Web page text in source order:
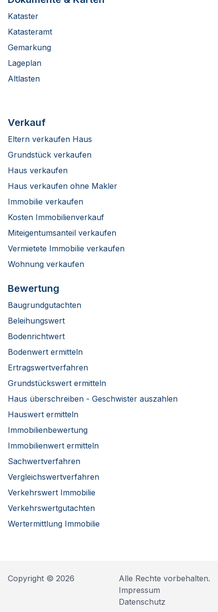
Kataster
Katasteramt
Gemarkung
Lageplan
Altlasten
Verkauf
Eltern verkaufen Haus
Grundstück verkaufen
Haus verkaufen
Haus verkaufen ohne Makler
Immobilie verkaufen
Kosten Immobilienverkauf
Miteigentumsanteil verkaufen
Vermietete Immobilie verkaufen
Wohnung verkaufen
Bewertung
Baugrundgutachten
Beleihungswert
Bodenrichtwert
Bodenwert ermitteln
Ertragswertverfahren
Grundstückswert ermitteln
Haus überschreiben - Geschwister auszahlen
Hauswert ermitteln
Immobilienbewertung
Immobilienwert ermitteln
Sachwertverfahren
Vergleichswertverfahren
Verkehrswert Immobilie
Verkehrswertgutachten
Wertermittlung Immobilie
Copyright © 2026
Alle Rechte vorbehalten.
Impressum
Datenschutz